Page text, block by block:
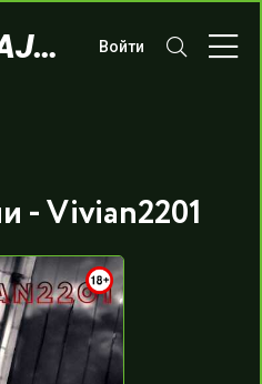
KNIGI-ONLAJN.COM Войти
- Vivian2201